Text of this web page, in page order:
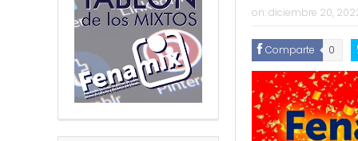
on: diciembre 20,
Comparte 0